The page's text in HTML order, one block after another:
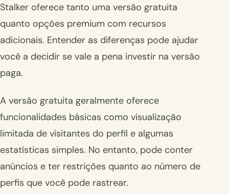
Stalker oferece tanto uma versão gratuita
quanto opções premium com recursos
adicionais. Entender as diferenças pode ajudar
você a decidir se vale a pena investir na versão
paga.
A versão gratuita geralmente oferece
funcionalidades básicas como visualização
limitada de visitantes do perfil e algumas
estatísticas simples. No entanto, pode conter
anúncios e ter restrições quanto ao número de
perfis que você pode rastrear.